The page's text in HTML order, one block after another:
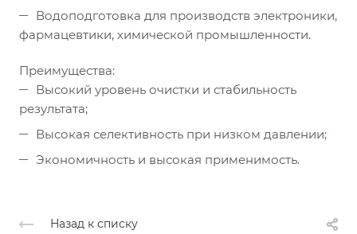
Водоподготовка для производств электроники,
фармацевтики, химической промышленности.
Преимущества:
Высокий уровень очистки и стабильность
результата;
Высокая селективность при низком давлении;
Экономичность и высокая применимость.
Назад к списку